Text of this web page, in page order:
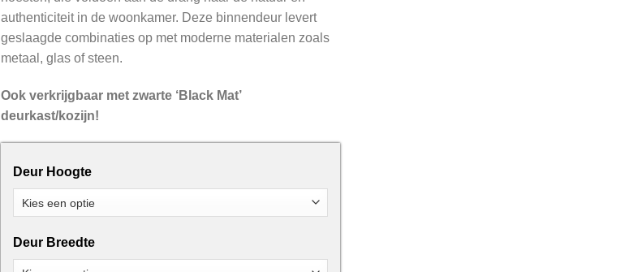
authenticiteit in de woonkamer. Deze binnendeur levert
geslaagde combinaties op met moderne materialen zoals
metaal, glas of steen.
Ook verkrijgbaar met zwarte ‘Black Mat’
deurkast/kozijn!
Deur Hoogte
Deur Breedte